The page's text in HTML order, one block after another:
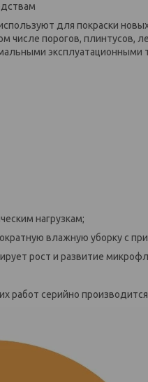
для покраски
числе порогов, плинтусов,
эксплуатационными
нагрузкам;
влажную уборку с
рост и развитие
работ серийно